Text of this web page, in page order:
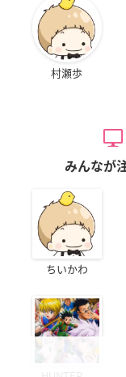
村瀬歩
みんなが
ちいかわ